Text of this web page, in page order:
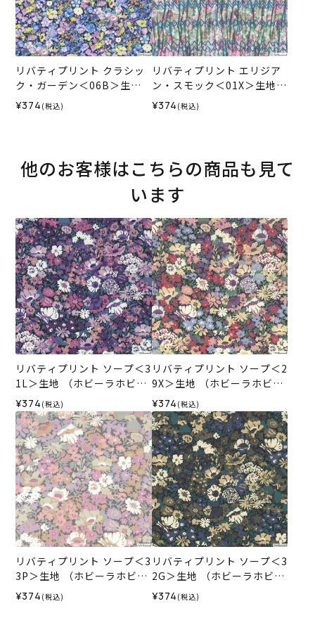
リバティプリント クラシッ
ク・ガーデン＜06B＞生地
（ホビーラホビーレオリジ
ナル）2026SS
¥374 (税込)
リバティプリント エリジア
ン・スモック＜01X＞生地
（ホビーラホビーレオリジ
ナル）2026SS
¥374 (税込)
他のお客様はこちらの商品も見て
います
リバティプリント ソープ＜3
1L＞生地 （ホビーラホビー
レオリジナル）2025AW
¥374 (税込)
リバティプリント ソープ＜2
9X＞生地 （ホビーラホビー
レオリジナル）2025AW
¥374 (税込)
リバティプリント ソープ＜3
3P＞生地 （ホビーラホビー
レオリジナル）2026SS
¥374 (税込)
リバティプリント ソープ＜3
2G＞生地 （ホビーラホビー
レオリジナル）2025AW
¥374 (税込)